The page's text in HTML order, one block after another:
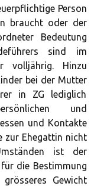
Person
braucht oder der
Bedeutung
sind im
volljährig. Hinzu
bei der Mutter
in ZG lediglich
und
und Kontakte
zur Ehegattin nicht
ist der
für die Bestimmung
Gewicht